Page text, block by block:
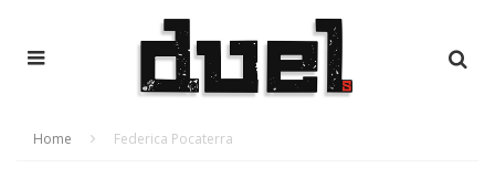
Home Federica Pocaterra